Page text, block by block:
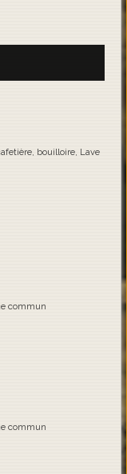
bouilloire, Lave
commun
commun